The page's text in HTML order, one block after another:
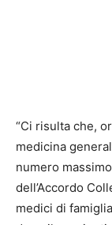
“Ci risulta che,
medicina
numero
dell’Accordo
medici di